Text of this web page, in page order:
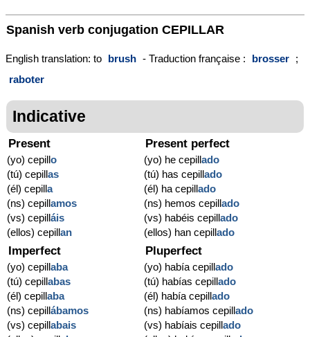
Spanish verb conjugation CEPILLAR
English translation: to brush - Traduction française : brosser ;
raboter
Indicative
Present
(yo) cepillo
(tú) cepillas
(él) cepilla
(ns) cepillamos
(vs) cepilláis
(ellos) cepillan
Present perfect
(yo) he cepillado
(tú) has cepillado
(él) ha cepillado
(ns) hemos cepillado
(vs) habéis cepillado
(ellos) han cepillado
Imperfect
(yo) cepillaba
(tú) cepillabas
(él) cepillaba
(ns) cepillábamos
(vs) cepillabais
Pluperfect
(yo) había cepillado
(tú) habías cepillado
(él) había cepillado
(ns) habíamos cepillado
(vs) habíais cepillado